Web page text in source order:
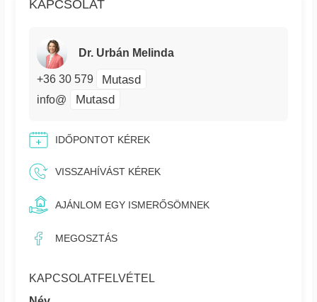
KAPCSOLAT
Dr. Urbán Melinda
+36 30 579 Mutasd
info@ Mutasd
IDŐPONTOT KÉREK
VISSZAHÍVÁST KÉREK
AJÁNLOM EGY ISMERŐSÖMNEK
MEGOSZTÁS
KAPCSOLATFELVÉTEL